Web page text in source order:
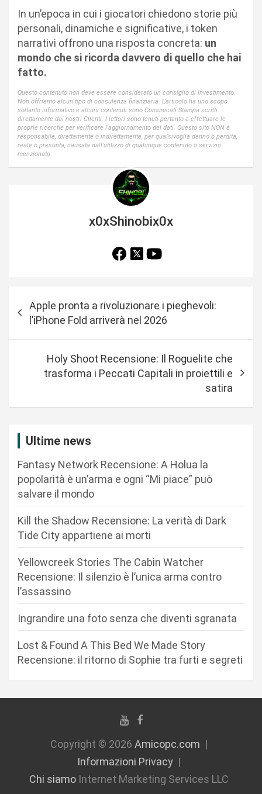
In un’epoca in cui i giocatori chiedono storie più
personali, dinamiche e significative, i token
narrativi offrono una risposta concreta: un
mondo che si ricorda davvero di quello che hai
fatto.
Questo contenuto non deve essere considerato un consiglio di investimento.
Non offriamo alcun tipo di consulenza finanziaria. L'articolo ha uno scopo
soltanto informativo e alcuni contenuti sono Comunicati Stampa scritti
direttamente dai nostri Clienti. I lettori sono tenuti pertanto a effettuare le
proprie ricerche per verificare l'aggiornamento dei dati. Questo sito NON è
responsabile, direttamente o indirettamente, per qualsivoglia danno o perdita,
reale o presunta, causata dall'utilizzo di qualunque contenuto o servizio
menzionato.
x0xShinobix0x
z
Apple pronta a rivoluzionare i pieghevoli:
l’iPhone Fold arriverà nel 2026
Holy Shoot Recensione: Il Roguelite che
trasforma i Peccati Capitali in proiettili e
satira
Ultime news
Fantasy Network Recensione: A Holua la
popolarità è un’arma e ogni “Mi piace” può
salvare il mondo
Kill the Shadow Recensione: La verità di Dark
Tide City appartiene ai morti
Yellowcreek Stories The Cabin Watcher
Recensione: Il silenzio è l’unica arma contro
l’assassino
Ingrandire una foto senza che diventi sgranata
Lost & Found A This Bed We Made Story
Recensione: il ritorno di Sophie tra furti e segreti
Copyright © 2026 Amicopc.com
Informazioni Privacy
Chi siamoInternet Marketing Services LLC